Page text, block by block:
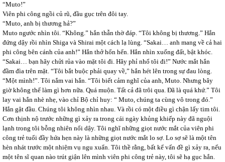
“Muto!”
Viên phi công ngồi củ rũ, đầu gục trên đôi tay.
“Muto, anh bị thương hả?”
Muto ngước nhìn tôi. “Không.” hắn thẫn thờ đáp. “Tôi không bị thương.” Hắn
đứng dậy rồi nhìn Shiga và Shirai một cách lạ lùng. “Sakai… anh mang về cả hai
phi công bên cánh của anh!” Hắn thở hổn hển. Hắn nhìn xuống đất, bật khóc.
“Sakai… bạn hãy chửi rủa vào mặt tôi đi. Hãy phỉ nhổ tôi đi!” Nước mắt hắn
đầm đìa trên mặt. “Tôi bắt buộc phải quay về,” hắn hét lên trong sự đau lòng.
“Một mình!”. Tôi nắm vai hắn. “Tôi biết cảm nghĩ của anh, Muto. Nhưng bây
giờ không thể làm gì hơn nữa. Quá muộn. Tất cả đã trôi qua. Đã là quá khứ.” Tôi
lay vai hắn nhè nhẹ, vào chỉ Bộ chỉ huy: “ Muto, chúng ta cùng vô trong đó.”
Hắn gật đầu. Chúng tôi không nhìn nhau. Và rồi có một điều gì chận lấy tim tôi.
Cơn thịnh nộ trước những gì xảy ra trong cái ngày khủng khiếp này đã nguội
lạnh trong tôi bỗng nhiên nổi dậy. Tôi nghĩ những giọt nước mắt của viên phi
công trẻ tuổi đầy hứa hẹn này là những giọt nước mắt lo sợ. Lo sợ sẽ là một tên
hèn nhát trước một nhiệm vụ ngu xuẩn. Tôi thề rằng, bất kể vấn đề gì xảy ra, nếu
một tên sĩ quan nào trút giận lên mình viên phi công trẻ này, tôi sẽ hạ gục hắn.